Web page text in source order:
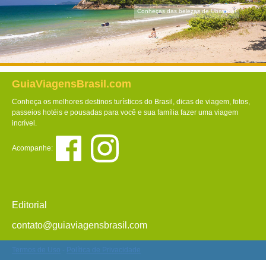
Conheças das belezas de Ubatuba!
GuiaViagensBrasil.com
Conheça os melhores destinos turísticos do Brasil, dicas de viagem, fotos,
passeios hotéis e pousadas para você e sua família fazer uma viagem
incrível.
Acompanhe:
Editorial
contato@guiaviagensbrasil.com
Termos de Uso Política de Privacidade